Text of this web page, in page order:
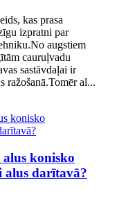
kas prasa
izpratni par
augstiem
cauruļvadu
sastāvdaļai ir
ražošanā.Tomēr al...
alus konisko
alus darītavā?